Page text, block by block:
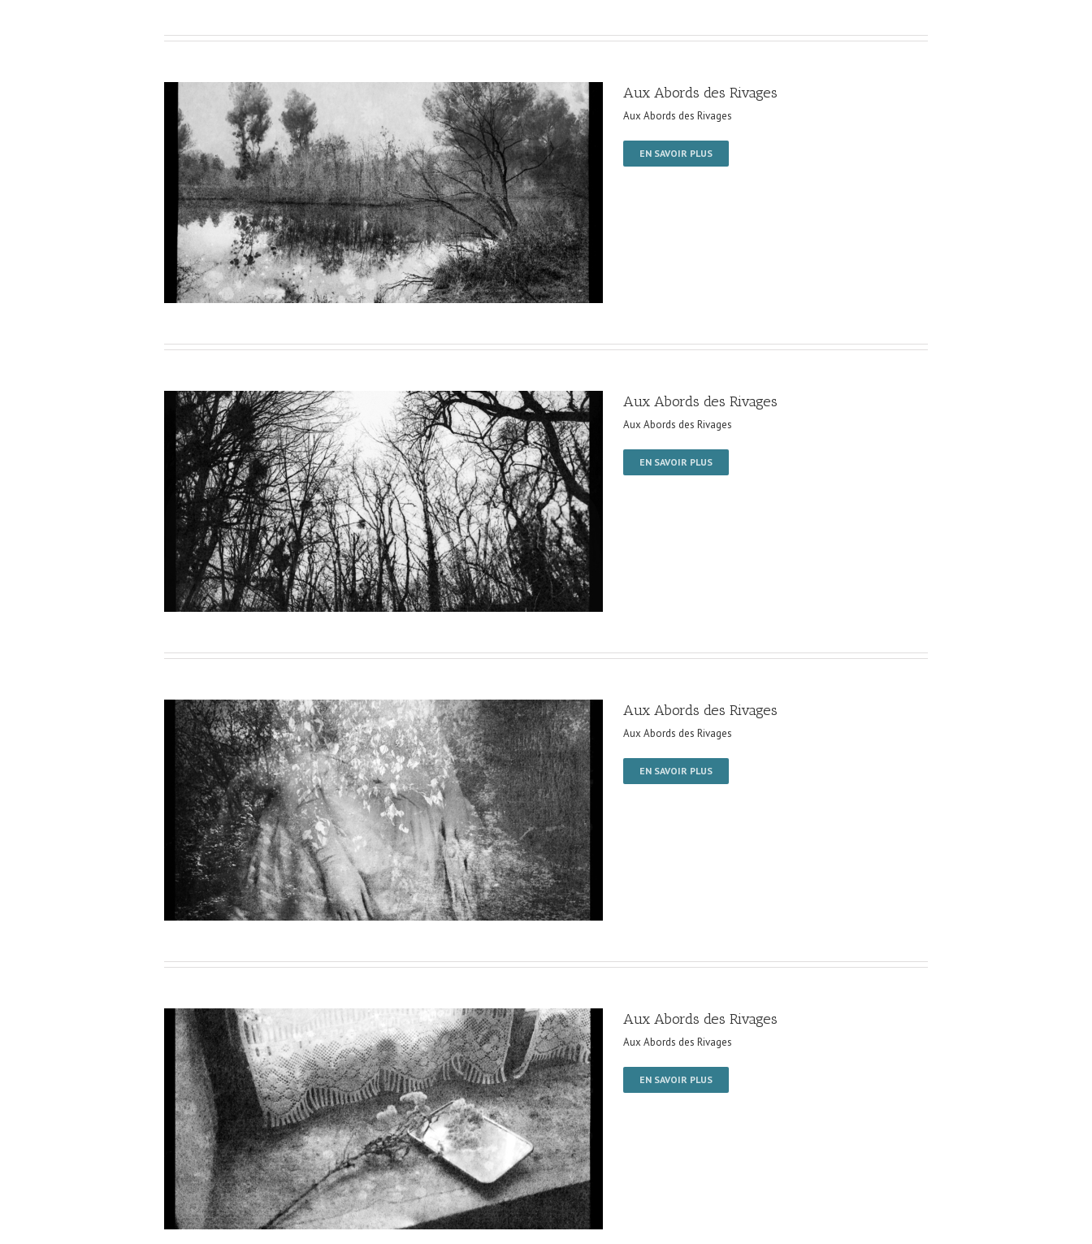
Aux Abords des Rivages
Aux Abords des Rivages
EN SAVOIR PLUS
Aux Abords des Rivages
Aux Abords des Rivages
EN SAVOIR PLUS
Aux Abords des Rivages
Aux Abords des Rivages
EN SAVOIR PLUS
Aux Abords des Rivages
Aux Abords des Rivages
EN SAVOIR PLUS